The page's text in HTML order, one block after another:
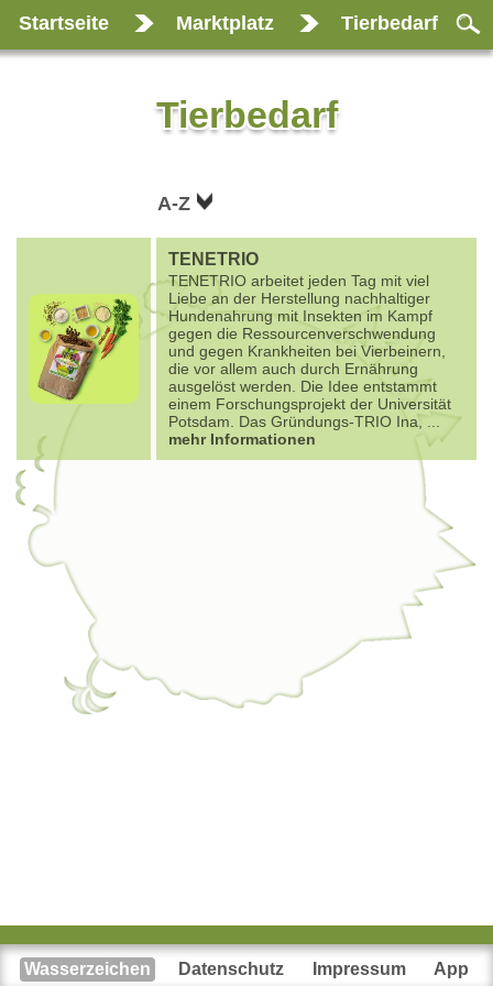
Startseite Marktplatz Tierbedarf
Tierbedarf
A-Z
TENETRIO
TENETRIO arbeitet jeden Tag mit viel
Liebe an der Herstellung nachhaltiger
Hundenahrung mit Insekten im Kampf
gegen die Ressourcenverschwendung
und gegen Krankheiten bei Vierbeinern,
die vor allem auch durch Ernährung
ausgelöst werden. Die Idee entstammt
einem Forschungsprojekt der Universität
Potsdam. Das Gründungs-TRIO Ina,
mehr Informationen
Wasserzeichen Datenschutz Impressum App